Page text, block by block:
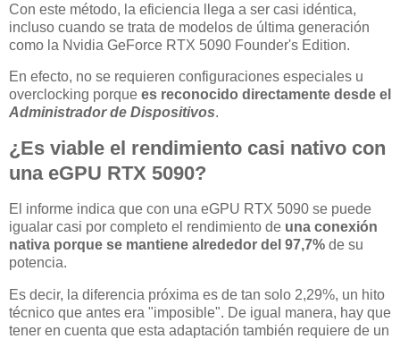
Con este método, la eficiencia llega a ser casi idéntica,
incluso cuando se trata de modelos de última generación
como la Nvidia GeForce RTX 5090 Founder's Edition.
En efecto, no se requieren configuraciones especiales u
overclocking porque es reconocido directamente desde el
Administrador de Dispositivos.
¿Es viable el rendimiento casi nativo con
una eGPU RTX 5090?
El informe indica que con una eGPU RTX 5090 se puede
igualar casi por completo el rendimiento de una conexión
nativa porque se mantiene alrededor del 97,7% de su
potencia.
Es decir, la diferencia próxima es de tan solo 2,29%, un hito
técnico que antes era "imposible". De igual manera, hay que
tener en cuenta que esta adaptación también requiere de un